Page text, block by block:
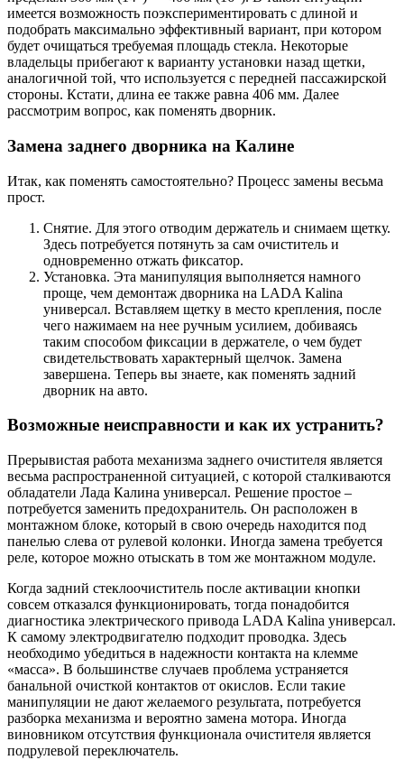
имеется возможность поэкспериментировать с длиной и
подобрать максимально эффективный вариант, при котором
будет очищаться требуемая площадь стекла. Некоторые
владельцы прибегают к варианту установки назад щетки,
аналогичной той, что используется с передней пассажирской
стороны. Кстати, длина ее также равна 406 мм. Далее
рассмотрим вопрос, как поменять дворник.
Замена заднего дворника на Калине
Итак, как поменять самостоятельно? Процесс замены весьма
прост.
Снятие. Для этого отводим держатель и снимаем щетку.
Здесь потребуется потянуть за сам очиститель и
одновременно отжать фиксатор.
Установка. Эта манипуляция выполняется намного
проще, чем демонтаж дворника на LADA Kalina
универсал. Вставляем щетку в место крепления, после
чего нажимаем на нее ручным усилием, добиваясь
таким способом фиксации в держателе, о чем будет
свидетельствовать характерный щелчок. Замена
завершена. Теперь вы знаете, как поменять задний
дворник на авто.
Возможные неисправности и как их устранить?
Прерывистая работа механизма заднего очистителя является
весьма распространенной ситуацией, с которой сталкиваются
обладатели Лада Калина универсал. Решение простое –
потребуется заменить предохранитель. Он расположен в
монтажном блоке, который в свою очередь находится под
панелью слева от рулевой колонки. Иногда замена требуется
реле, которое можно отыскать в том же монтажном модуле.
Когда задний стеклоочиститель после активации кнопки
совсем отказался функционировать, тогда понадобится
диагностика электрического привода LADA Kalina универсал.
К самому электродвигателю подходит проводка. Здесь
необходимо убедиться в надежности контакта на клемме
«масса». В большинстве случаев проблема устраняется
банальной очисткой контактов от окислов. Если такие
манипуляции не дают желаемого результата, потребуется
разборка механизма и вероятно замена мотора. Иногда
виновником отсутствия функционала очистителя является
подрулевой переключатель.